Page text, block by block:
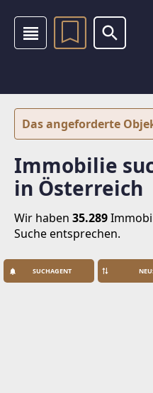
Das angeforderte
Immobilie
in Österreich
Wir haben 35.289
Suche entsprechen.
SUCHAGENT